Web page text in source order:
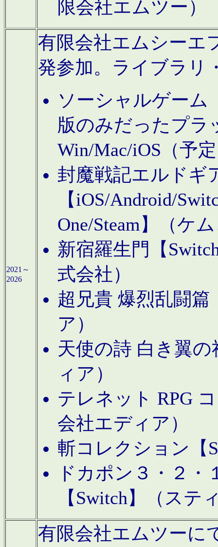
限会社エムツー）
2021～
2026
有限会社エムシーエ
発参加。ライブラリ
ソーシャルゲーム
版のみだったプラ
Win/Mac/iOS（予
封魔戦記エルドギ
【iOS/Android/
One/Steam】（ケ
新宿羅生門【
式会社）
超兄貴 爆烈乱闘篇
ア）
天使の詩 白き翼
ィア）
テレネット RPG
会社エディア）
斬コレクション【
ドカポン３・２
【Switch】（ステ
有限会社エムツーに